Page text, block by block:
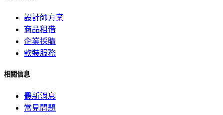
設計師方案
商品租借
企業採購
軟裝服務
相關信息
最新消息
常見問題